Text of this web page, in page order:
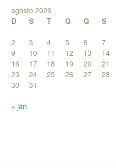
agosto 2026
D
S T Q Q S
2
3 4 5 6 7
9
10 11 12 13 14
16
17 18 19 20 21
23
24 25 26 27 28
30
31
« jan